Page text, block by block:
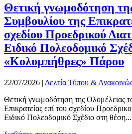
Θετική γνωμοδότηση
Συμβουλίου της
σχεδίου Προεδρικού
Ειδικό Πολεοδομικό
«Κολυμπήθρες» Πάρου
22/07/2026 | Δελτία Τύπου &
Θετική γνωμοδότηση της Ολομέλειας
Επικρατείας επί του σχεδίου
Ειδικό Πολεοδομικό Σχέδιο στη θέση...